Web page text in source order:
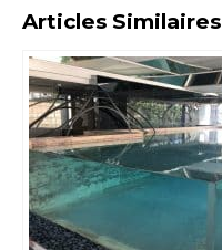
Articles Similaires